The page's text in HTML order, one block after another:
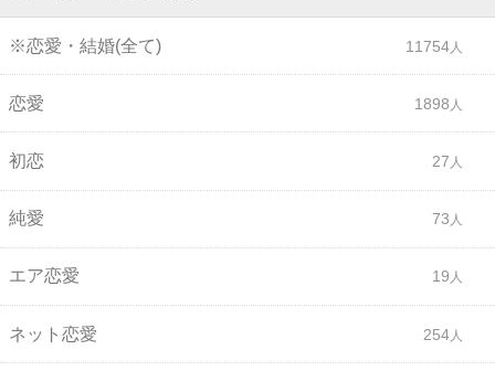
※恋愛・結婚(全て) 11754
恋愛 1898
初恋 27
純愛 73
エア恋愛 19
ネット恋愛 254